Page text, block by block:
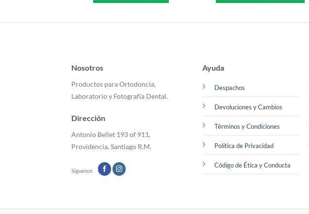
elegir
la
página
producto
Nosotros
Productos para Ortodoncia,
Laboratorio y Fotografía Dental.
Dirección
Antonio Bellet 193 of 911,
Providencia, Santiago R.M.
Siguenos
Ayuda
Despachos
Devoluciones y Cambios
Términos y Condiciones
Política de Privacidad
Código de Ética y Conducta